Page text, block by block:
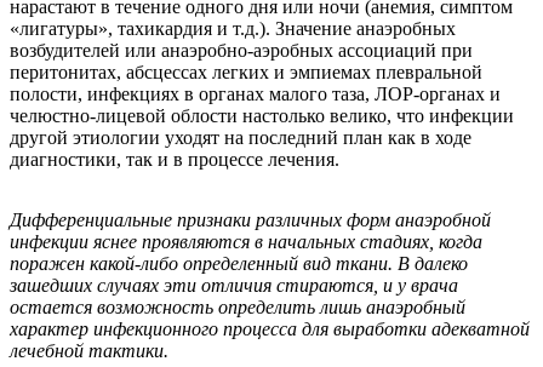
нарастают в течение одного дня или ночи (анемия, симптом
«лигатуры», тахикардия и т.д.). Значение анаэробных
возбудителей или анаэробно-аэробных ассоциаций при
перитонитах, абсцессах легких и эмпиемах плевральной
полости, инфекциях в органах малого таза, ЛОР-органах и
челюстно-лицевой облости настолько велико, что инфекции
другой этиологии уходят на последний план как в ходе
диагностики, так и в процессе лечения.
Дифференциальные признаки различных форм анаэробной
инфекции яснее проявляются в начальных стадиях, когда
поражен какой-либо определенный вид ткани. В далеко
зашедших случаях эти отличия стираются, и у врача
остается возможность определить лишь анаэробный
характер инфекционного процесса для выработки адекватной
лечебной тактики.